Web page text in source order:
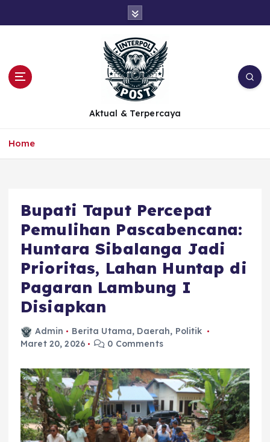
Aktual & Terpercaya
Home
Bupati Taput Percepat
Pemulihan Pascabencana:
Huntara Sibalanga Jadi
Prioritas, Lahan Huntap di
Pagaran Lambung I
Disiapkan
Admin Berita Utama, Daerah, Politik
Maret 20, 2026
0 Comments